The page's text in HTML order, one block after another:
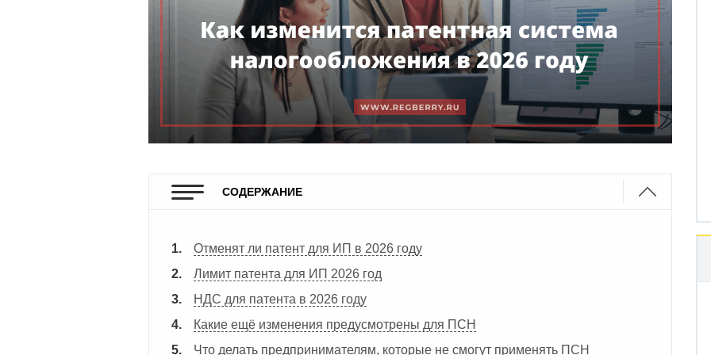
СОДЕРЖАНИЕ
Отменят ли патент для ИП в 2026 году
Лимит патента для ИП 2026 год
НДС для патента в 2026 году
Какие ещё изменения предусмотрены для ПСН
Что делать предпринимателям, которые не смогут применять ПСН